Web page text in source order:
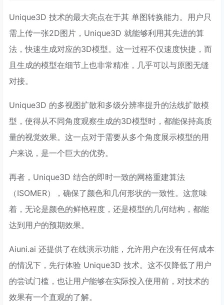
Unique3D 技术的最大亮点在于其 单图转换能力。用户只
需上传一张2D图片，Unique3D 就能够利用其先进的算
法，快速生成对应的3D模型。这一过程不仅速度快捷，而
且生成的模型在细节上也非常精准，几乎可以与原图无缝
对接。
Unique3D 的多视图扩散和多级分辨率提升的法线扩散模
型，使得从不同角度观察生成的3D模型时，都能保持高质
量的视觉效果。这一点对于需要从多个角度展示模型的用
户来说，是一个巨大的优势。
再者，Unique3D 结合的即时一致的网格重建算法
（ISOMER），确保了颜色和几何形状的一致性。这意味
着，无论是颜色的鲜艳程度，还是模型的几何结构，都能
达到用户的预期效果。
Aiuni.ai 还提供了在线演示功能，允许用户在没有任何成本
的情况下，先行体验 Unique3D 技术。这不仅降低了用户
的尝试门槛，也让用户能够在实际投入使用前，对技术的
效果有一个直观的了解。